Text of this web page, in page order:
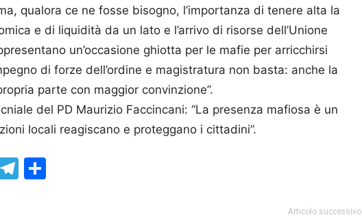
qualora ce ne fosse bisogno, l’importanza di tenere alta la
e di liquidità da un lato e l’arrivo di risorse dell’Unione
un’occasione ghiotta per le mafie per arricchirsi
di forze dell’ordine e magistratura non basta: anche la
parte con maggior convinzione”.
del PD Maurizio Faccincani: “La presenza mafiosa è un
locali reagiscano e proteggano i cittadini”.
Telegram
Articolo successivo